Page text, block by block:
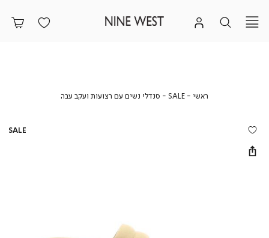
ראשי ראשי
SALE
SALE
סנדלי נשים עם רצועות ועקב עבהסנדלי
SALE